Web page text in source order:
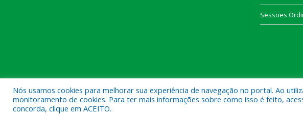
Sessões
Todos os direitos reservados a Câmara Municipal de Afuá.
Nós usamos cookies para melhorar sua experiência de navegação no portal. Ao
monitoramento de cookies. Para ter mais informações sobre como isso é feito,
concorda, clique em ACEITO.